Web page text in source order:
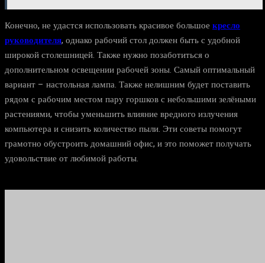
Конечно, не удастся использовать красивое большое кресло
руководителя, однако рабочий стол должен быть с удобной
широкой столешницей. Также нужно позаботиться о
дополнительном освещении рабочей зоны. Самый оптимальный
вариант – настольная лампа. Также нелишним будет поставить
рядом с рабочим местом пару горшков с небольшими зелёными
растениями, чтобы уменьшить влияние вредного излучения
компьютера и снизить количество пыли. Эти советы помогут
грамотно обустроить домашний офис, и это поможет получать
удовольствие от любимой работы.